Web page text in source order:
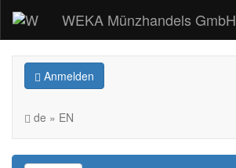
WEKA Münzhandels GmbH
Anmelden
de » EN